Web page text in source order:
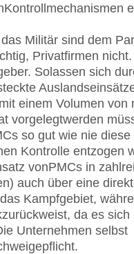
Militär sind dem
Privatfirmen
Solassen sich
einem Volumen von
vorgelegtwerden
so gut wie nie
Kontrolle entzogen
vonPMCs in
auch über eine
Kampfgebiet,
da es sich
Unternehmen selbst